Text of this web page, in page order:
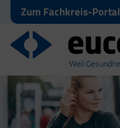
Zum Fachkreis-Portal